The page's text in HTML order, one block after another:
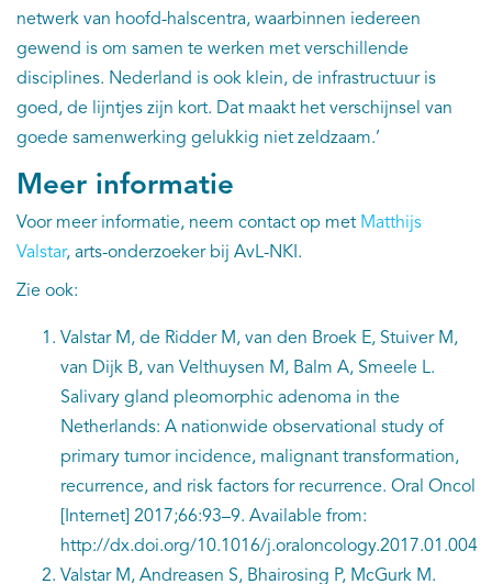
netwerk van hoofd-halscentra, waarbinnen iedereen
gewend is om samen te werken met verschillende
disciplines. Nederland is ook klein, de infrastructuur is
goed, de lijntjes zijn kort. Dat maakt het verschijnsel van
goede samenwerking gelukkig niet zeldzaam.’
Meer informatie
Voor meer informatie, neem contact op met Matthijs
Valstar, arts-onderzoeker bij AvL-NKI.
Zie ook:
Valstar M, de Ridder M, van den Broek E, Stuiver M,
van Dijk B, van Velthuysen M, Balm A, Smeele L.
Salivary gland pleomorphic adenoma in the
Netherlands: A nationwide observational study of
primary tumor incidence, malignant transformation,
recurrence, and risk factors for recurrence. Oral Oncol
[Internet] 2017;66:93–9. Available from:
http://dx.doi.org/10.1016/j.oraloncology.2017.01.004
Valstar M, Andreasen S, Bhairosing P, McGurk M.